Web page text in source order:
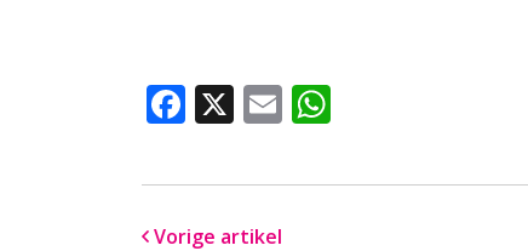
Facebook
X Email
Vorige artikel